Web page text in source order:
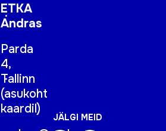
ETKA
Andras
Parda
4,
Tallinn
(asukoht
kaardil)
JÄLGI MEID